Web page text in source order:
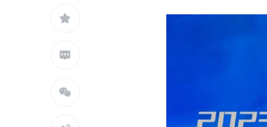


